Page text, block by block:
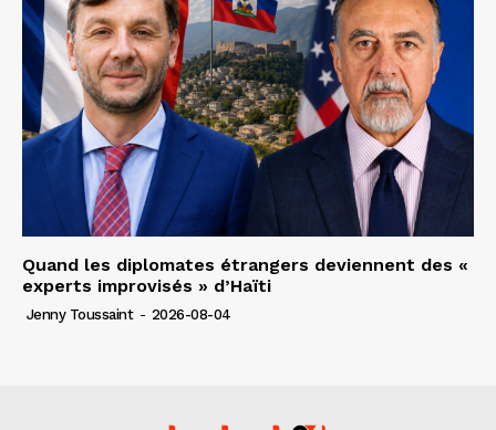
Quand les diplomates étrangers deviennent des «
experts improvisés » d’Haïti
Jenny Toussaint - 2026-08-04